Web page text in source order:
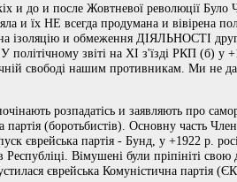
и до и после Жовтневої революції Було
и їх НЕ всегда продумана и вівірена
на ізоляцію и обмеження ДІЯЛЬНОСТІ
політічному звіті на ХІ з'їзді РКП (б)
свободі нашим противникам. Ми не
розпадатісь и заявляють про
партія (боротьбистів). Основну часть
єврейська партія - Бунд, у +1922 р.
Вімушені були пріпініті
єврейська Комуністична партія